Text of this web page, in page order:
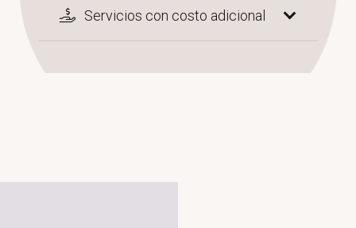
Servicios con costo adicional